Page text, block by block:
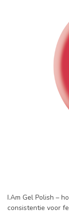
I.Am Gel Polish –
consistentie voor